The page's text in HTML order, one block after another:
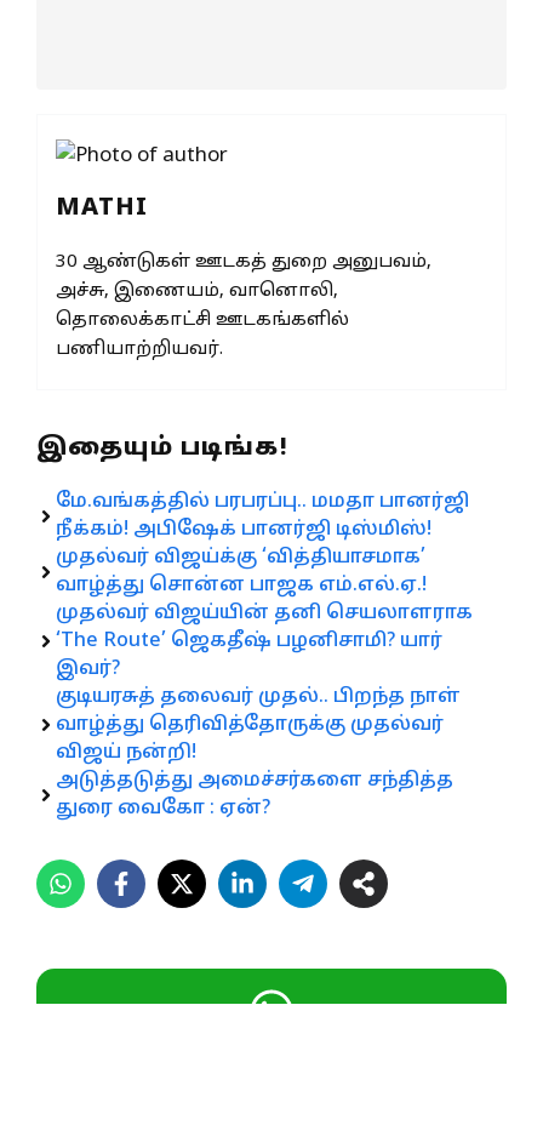
MATHI
30 ஆண்டுகள் ஊடகத் துறை அனுபவம்,
அச்சு, இணையம், வானொலி,
தொலைக்காட்சி ஊடகங்களில்
பணியாற்றியவர்.
இதையும் படிங்க!
மே.வங்கத்தில் பரபரப்பு.. மமதா பானர்ஜி
நீக்கம்! அபிஷேக் பானர்ஜி டிஸ்மிஸ்!
முதல்வர் விஜய்க்கு ‘வித்தியாசமாக’
வாழ்த்து சொன்ன பாஜக எம்.எல்.ஏ.!
முதல்வர் விஜய்யின் தனி செயலாளராக
‘The Route’ ஜெகதீஷ் பழனிசாமி? யார்
இவர்?
குடியரசுத் தலைவர் முதல்.. பிறந்த நாள்
வாழ்த்து தெரிவித்தோருக்கு முதல்வர்
விஜய் நன்றி!
அடுத்தடுத்து அமைச்சர்களை சந்தித்த
துரை வைகோ : ஏன்?